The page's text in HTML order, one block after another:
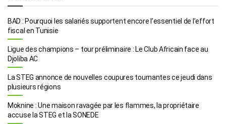
BAD : Pourquoi les salariés supportent encore l’essentiel de l’effort
fiscal en Tunisie
Ligue des champions – tour préliminaire : Le Club Africain face au
Djoliba AC
La STEG annonce de nouvelles coupures tournantes ce jeudi dans
plusieurs régions
Moknine : Une maison ravagée par les flammes, la propriétaire
accuse la STEG et la SONEDE